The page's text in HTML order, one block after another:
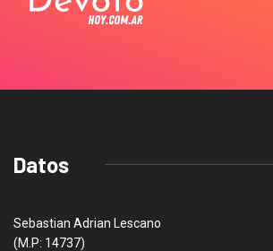
Datos
Sebastian Adrian Lescano
(M.P: 14737)